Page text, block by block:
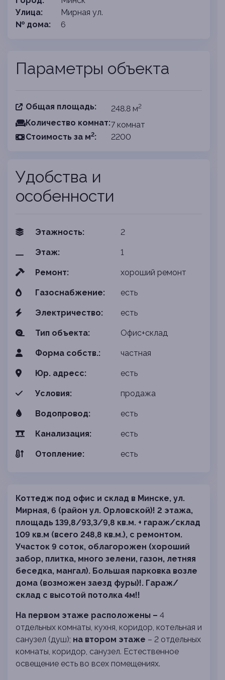
Коттедж под офис и склад в Минске, ул.
Мирная, 6 (район ул. Орловской)! 2 этажа,
площадь 139,8/93,3/9,8 кв.м. + гараж/склад
109 кв.м (всего 248,8 кв.м.), с ремонтом.
Участок 9 соток, облагорожен (хороший
забор, плитка, много зелени, газон, летняя
беседка, мангал). Большая парковка возле
дома (возможен заезд фуры)!. Гараж/
склад с высотой потолка 4м!!
На первом этаже расположены – 4
отдельных комнаты, кухня, коридор, котельная и
санузел (душ); на втором этаже – 2 отдельных
комнаты, коридор, санузел. Естественное
освещение есть во всех помещениях.
Улица:
Мирная ул.
№ дома:
6
Параметры объекта
Общая площадь: 248.8 м2
Количество комнат:7 комнат
Cтоимость за м2: 2200
Удобства и
особенности
Этажность: 2
Этаж: 1
Ремонт: хороший ремонт
Газоснабжение: есть
Электричество: есть
Тип объекта: Офис+склад
Форма собств.: частная
Юр. адресс: есть
Условия: продажа
Водопровод: есть
Канализация: есть
Отопление: есть